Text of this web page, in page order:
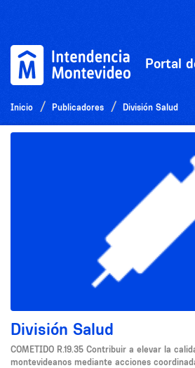
Portal
Inicio Publicadores División Salud
División Salud
COMETIDO R.19.35 Contribuir a elevar la
montevideanos mediante acciones